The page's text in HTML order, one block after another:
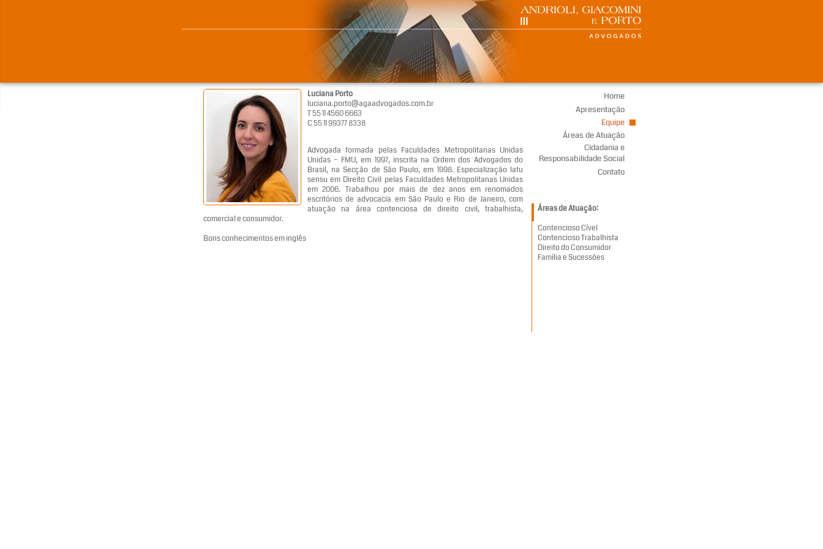
Luciana Porto
luciana.porto@agaadvogados.com.br
T 55 11 4560 6663
C 55 11 99377 8338
Advogada formada pelas Faculdades Metropolitanas Unidas
Unidas – FMU, em 1997, inscrita na Ordem dos Advogados do
Brasil, na Secção de São Paulo, em 1998. Especialização latu
sensu em Direito Civil pelas Faculdades Metropolitanas Unidas
em 2006. Trabalhou por mais de dez anos em renomados
escritórios de advocacia em São Paulo e Rio de Janeiro, com
atuação na área contenciosa de direito civil, trabalhista,
comercial e consumidor.
Bons conhecimentos em inglês
Home
Apresentação
Equipe
Áreas de Atuação
Cidadania e
Responsabilidade Social
Contato
Áreas de Atuação:
Contencioso Cível
Contencioso Trabalhista
Direito do Consumidor
Família e Sucessões